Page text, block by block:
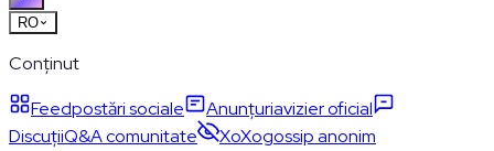
RO
Conținut
Feedpostări sociale Anunțuriavizier oficial
DiscuțiiQ&A comunitate XoXogossip anonim